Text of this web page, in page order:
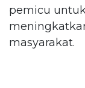
pemicu
masyarakat.